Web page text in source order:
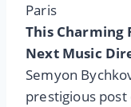
Paris
This Charming
Next Music
Semyon
prestigious